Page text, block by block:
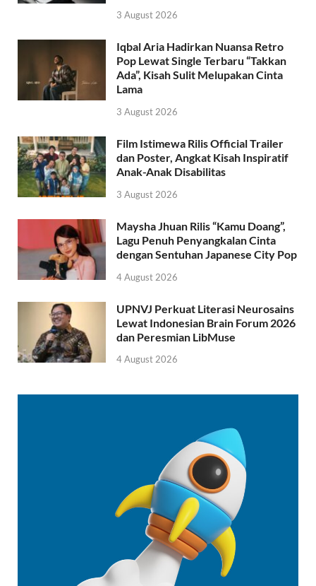
3 August 2026
Iqbal Aria Hadirkan Nuansa Retro
Pop Lewat Single Terbaru “Takkan
Ada”, Kisah Sulit Melupakan Cinta
Lama
3 August 2026
Film Istimewa Rilis Official Trailer
dan Poster, Angkat Kisah Inspiratif
Anak-Anak Disabilitas
3 August 2026
Maysha Jhuan Rilis “Kamu Doang”,
Lagu Penuh Penyangkalan Cinta
dengan Sentuhan Japanese City Pop
4 August 2026
UPNVJ Perkuat Literasi Neurosains
Lewat Indonesian Brain Forum 2026
dan Peresmian LibMuse
4 August 2026